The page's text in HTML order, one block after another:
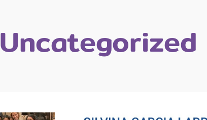
Uncategorized